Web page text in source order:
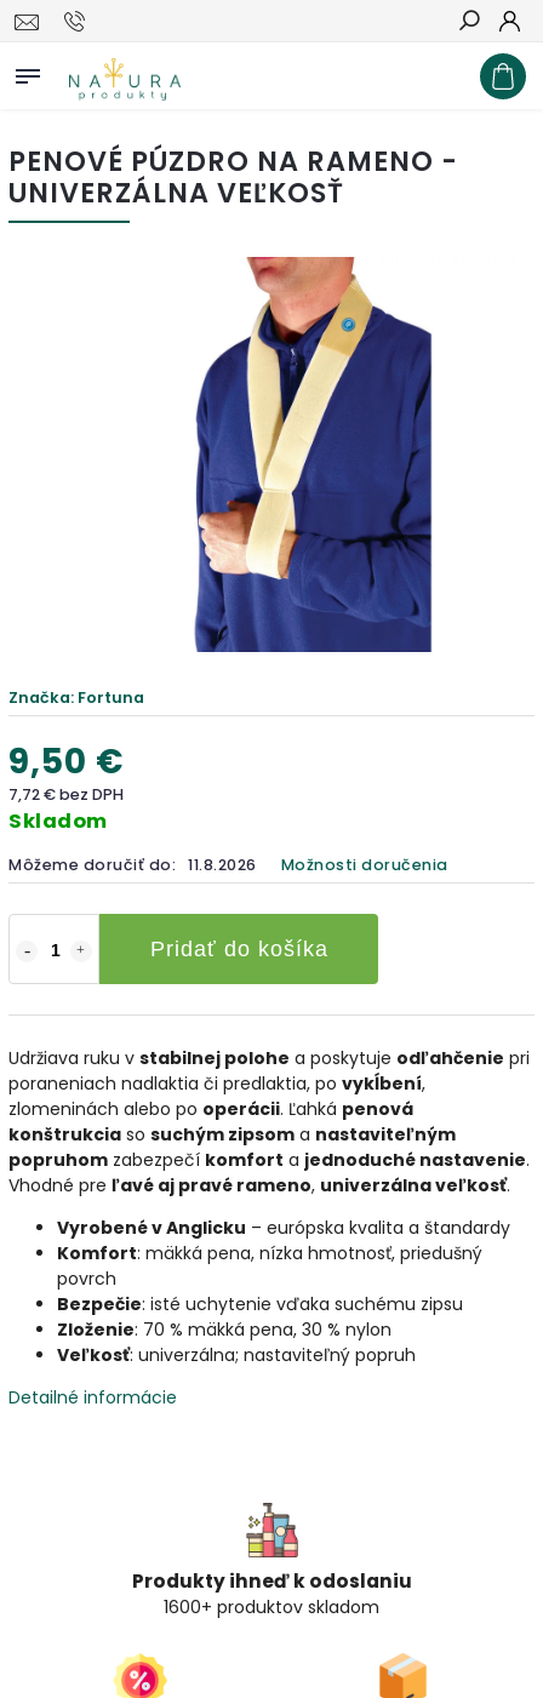
Hľadať
PENOVÉ PÚZDRO NA RAMENO -
UNIVERZÁLNA VEĽKOSŤ
Značka: Fortuna
9,50 €
7,72 € bez DPH
Skladom
Môžeme doručiť do: 11.8.2026 Možnosti doručenia
Pridať do košíka
Udržiava ruku v stabilnej polohe a poskytuje odľahčenie pri
poraneniach nadlaktia či predlaktia, po vykĺbení,
zlomeninách alebo po operácii. Ľahká penová
konštrukcia so suchým zipsom a nastaviteľným
popruhom zabezpečí komfort a jednoduché nastavenie.
Vhodné pre ľavé aj pravé rameno, univerzálna veľkosť.
Vyrobené v Anglicku – európska kvalita a štandardy
Komfort: mäkká pena, nízka hmotnosť, priedušný
povrch
Bezpečie: isté uchytenie vďaka suchému zipsu
Zloženie: 70 % mäkká pena, 30 % nylon
Veľkosť: univerzálna; nastaviteľný popruh
Detailné informácie
Produkty ihneď k odoslaniu
1600+ produktov skladom